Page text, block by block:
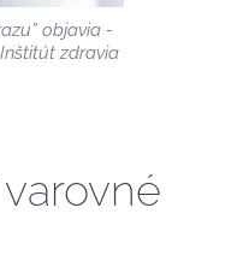
objavia -
zdravia